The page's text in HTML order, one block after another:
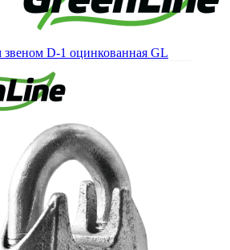
звеном D-1 оцинкованная GL